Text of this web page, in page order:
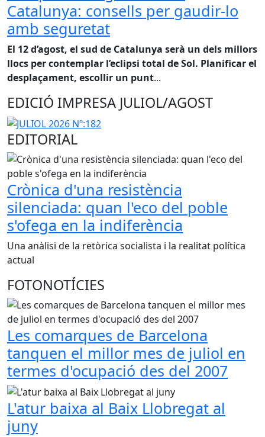
Catalunya: consells per gaudir-lo
amb seguretat
El 12 d’agost, el sud de Catalunya serà un dels millors
llocs per contemplar l’eclipsi total de Sol. Planificar el
desplaçament, escollir un punt...
EDICIÓ IMPRESA JULIOL/AGOST
EDITORIAL
Crònica d'una resistència
silenciada: quan l'eco del poble
s'ofega en la indiferència
Una anàlisi de la retòrica socialista i la realitat política
actual
FOTONOTÍCIES
Les comarques de Barcelona
tanquen el millor mes de juliol en
termes d'ocupació des del 2007
L'atur baixa al Baix Llobregat al
juny